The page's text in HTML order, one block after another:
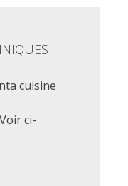
cuisine
Voir ci-